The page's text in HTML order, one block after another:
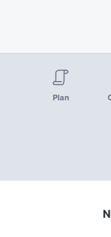
Plan